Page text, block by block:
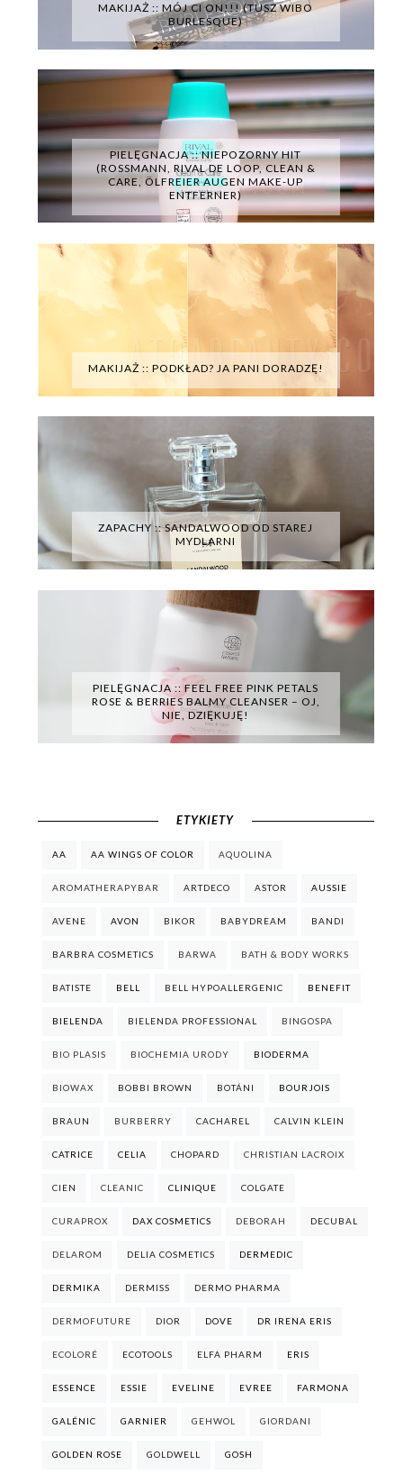
MAKIJAŻ :: MÓJ CI ON!!! (TUSZ WIBO
BURLESQUE)
PIELĘGNACJA :: NIEPOZORNY HIT
(ROSSMANN, RIVAL DE LOOP, CLEAN &
CARE, ÖLFREIER AUGEN MAKE-UP
ENTFERNER)
MAKIJAŻ :: PODKŁAD? JA PANI DORADZĘ!
ZAPACHY :: SANDALWOOD OD STAREJ
MYDLARNI
PIELĘGNACJA :: FEEL FREE PINK PETALS
ROSE & BERRIES BALMY CLEANSER – OJ,
NIE, DZIĘKUJĘ!
ETYKIETY
AA AA WINGS OF COLOR AQUOLINA
AROMATHERAPYBAR ARTDECO ASTOR AUSSIE
AVENE AVON BIKOR BABYDREAM BANDI
BARBRA COSMETICS BARWA BATH & BODY WORKS
BATISTE BELL BELL HYPOALLERGENIC BENEFIT
BIELENDA BIELENDA PROFESSIONAL BINGOSPA
BIO PLASIS BIOCHEMIA URODY BIODERMA
BIOWAX BOBBI BROWN BOTÁNI BOURJOIS
BRAUN BURBERRY CACHAREL CALVIN KLEIN
CATRICE CELIA CHOPARD CHRISTIAN LACROIX
CIEN CLEANIC CLINIQUE COLGATE
CURAPROX DAX COSMETICS DEBORAH DECUBAL
DELAROM DELIA COSMETICS DERMEDIC
DERMIKA DERMISS DERMO PHARMA
DERMOFUTURE DIOR DOVE DR IRENA ERIS
ECOLORÉ ECOTOOLS ELFA PHARM ERIS
ESSENCE ESSIE EVELINE EVREE FARMONA
GALÉNIC GARNIER GEHWOL GIORDANI
GOLDEN ROSE GOLDWELL GOSH